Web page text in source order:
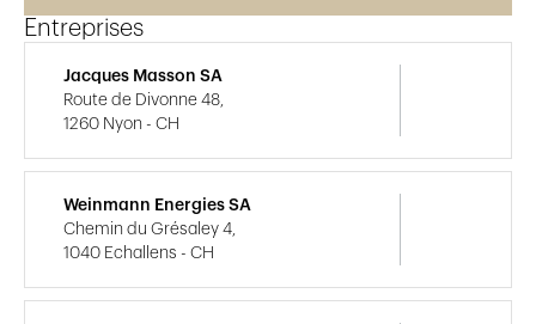
Entreprises
Jacques Masson SA
Route de Divonne 48,
1260 Nyon - CH
Weinmann Energies SA
Chemin du Grésaley 4,
1040 Echallens - CH